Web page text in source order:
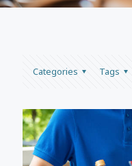
Categories Tags